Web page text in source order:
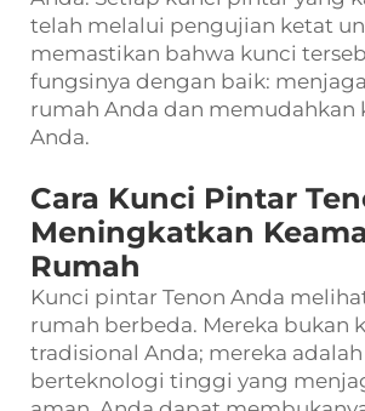
telah melalui pengujian ketat
memastikan bahwa kunci
fungsinya dengan baik:
rumah Anda dan memudahkan
Anda.
Cara Kunci Pintar
Meningkatkan
Rumah
Kunci pintar Tenon Anda
rumah berbeda. Mereka bukan
tradisional Anda; mereka
berteknologi tinggi yang